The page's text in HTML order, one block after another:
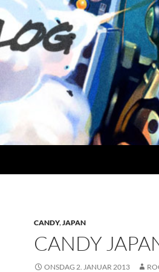
CANDY,JAPAN
CANDY
ONSDAG 2. JANUAR 2013